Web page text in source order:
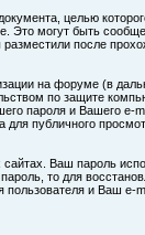
целью
могут быть
после
на форуме (в
по защите
пароля и Вашего e-
публичного
Ваш пароль
то для
и Ваш e-